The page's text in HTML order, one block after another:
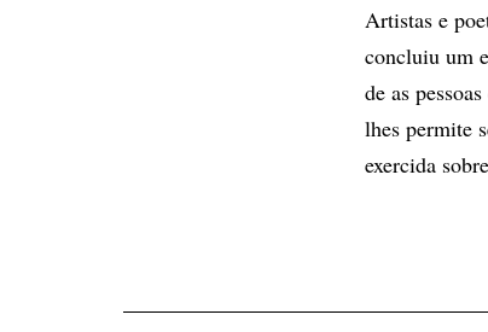
Artistas e
concluiu um
de as
lhes permite
exercida